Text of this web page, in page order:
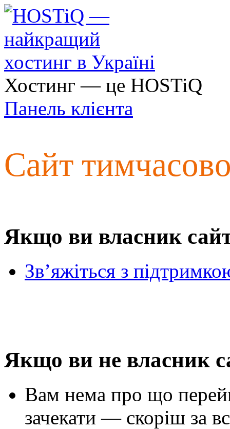
Хостинг — це HOSTiQ
Панель клієнта
Сайт
Якщо ви власник
Зв’яжіться з
Якщо ви не власник
Вам нема про що
зачекати — скоріш за